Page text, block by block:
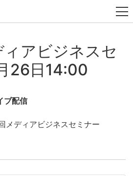
アビジネスセ
26日14:00
ブ配信
ディアビジネスセミナー